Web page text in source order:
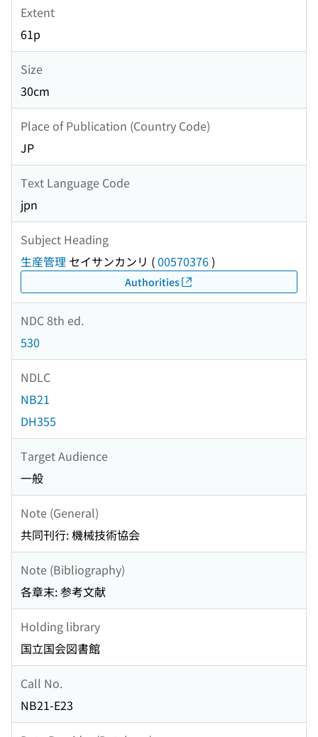
Extent
61p
Size
30cm
Place of Publication (Country Code)
JP
Text Language Code
jpn
Subject Heading
生産管理 セイサンカンリ (00570376)
Authorities
NDC 8th ed.
530
NDLC
NB21
DH355
Target Audience
一般
Note (General)
共同刊行: 機械技術協会
Note (Bibliography)
各章末: 参考文献
Holding library
国立国会図書館
Call No.
NB21-E23